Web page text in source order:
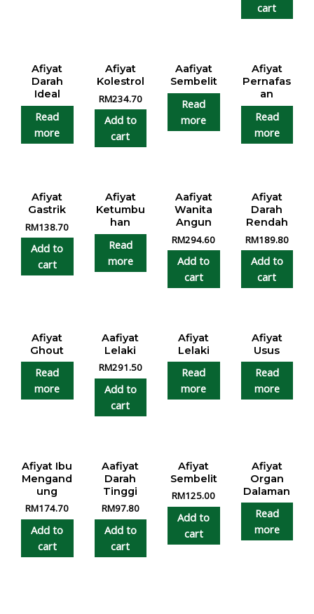
cart
Afiyat
Darah
Ideal
Read
more
Afiyat
Kolestrol
RM234.70
Add to
cart
Aafiyat
Sembelit
Read
more
Afiyat
Pernafas
an
Read
more
Afiyat
Gastrik
RM138.70
Add to
cart
Afiyat
Ketumbu
han
Read
more
Aafiyat
Wanita
Angun
RM294.60
Add to
cart
Afiyat
Darah
Rendah
RM189.80
Add to
cart
Afiyat
Ghout
Read
more
Aafiyat
Lelaki
RM291.50
Add to
cart
Afiyat
Lelaki
Read
more
Afiyat
Usus
Read
more
Afiyat Ibu
Mengand
ung
RM174.70
Add to
cart
Aafiyat
Darah
Tinggi
RM97.80
Add to
cart
Afiyat
Sembelit
RM125.00
Add to
cart
Afiyat
Organ
Dalaman
Read
more